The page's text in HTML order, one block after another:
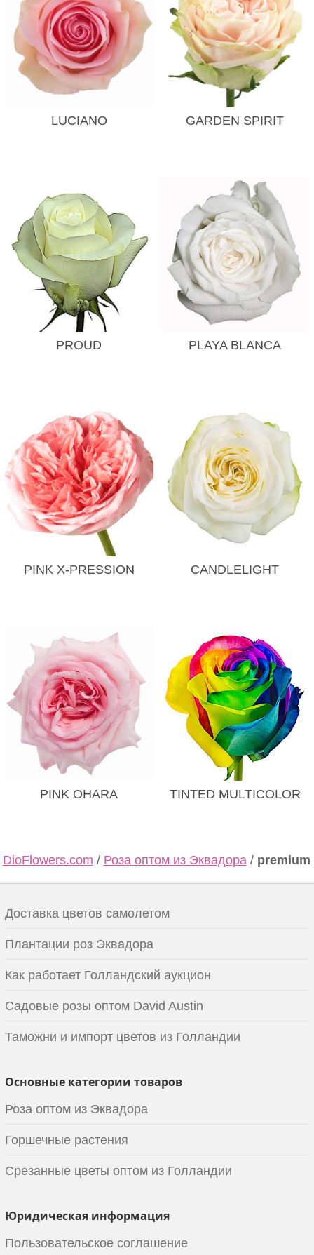
LUCIANO GARDEN SPIRIT
PROUD PLAYA BLANCA
PINK X-PRESSION CANDLELIGHT
PINK OHARA TINTED MULTICOLOR
DioFlowers.com / Роза оптом из Эквадора/ premium
Доставка цветов самолетом
Плантации роз Эквадора
Как работает Голландский аукцион
Садовые розы оптом David Austin
Таможни и импорт цветов из Голландии
Основные категории товаров
Роза оптом из Эквадора
Горшечные растения
Срезанные цветы оптом из Голландии
Юридическая информация
Пользовательское соглашение